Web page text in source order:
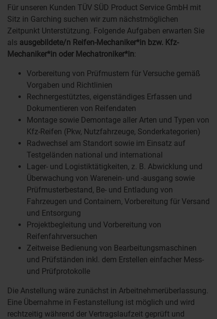
Für unseren Kunden TÜV SÜD Product Service GmbH mit
Sitz in Garching suchen wir zum nächstmöglichen
Zeitpunkt Unterstützung. Folgende Aufgaben erwarten Sie
als ausgebildete/n Reifen-Mechaniker*in bzw. Kfz-
Mechaniker*in oder Mechatroniker*in:
Vorbereitung von Prüfmustern für Versuche gemäß
Vorgaben und Richtlinien
Rechnergestütztes, eigenständiges Erfassen und
Dokumentieren von Reifendaten
Montage sowie Demontage aller Arten und Typen von
Kfz-Reifen (Pkw, Nutzfahrzeuge, Sonderkategorien)
Radwechsel am Standort sowie im Einsatz auf
Testgeländen national und international
Lager- und Logistiktätigkeiten, z. B. Abwicklung und
Überwachung von Warenein- und -ausgang sowie
Prüfmusterbestand, Be- und Entladung von
Fahrzeugen und Containern, Vorbereitung für Versand
und Entsorgung
Projektbegleitung und Vorbereitung von
Reifenfahrversuchen
Zeitweise Bedienung von Bearbeitungsmaschinen
und Prüfständen inkl. dem Erstellen einfacher Mess-
und Prüfprotokolle
Die Anstellung wäre zunächst in Arbeitnehmerüberlassung.
Eine Übernahme in Festanstellung ist möglich und wird
rechtzeitig während der Vertragslaufzeit geprüft und